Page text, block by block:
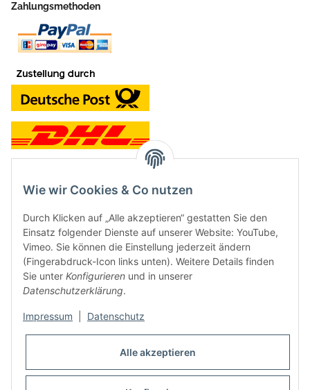
Zahlungsmethoden
Neben dem Onlineshop haben wir ein Ladengeschäft in Hütten:
Frontline Games
Färbereiweg 3A
24358 Hütten
Oder mit Terminvereinbarung
info@frontlinegames.de
Wie wir Cookies & Co nutzen
Durch Klicken auf „Alle akzeptieren“ gestatten Sie den
Einsatz folgender Dienste auf unserer Website: YouTube,
Vimeo. Sie können die Einstellung jederzeit ändern
(Fingerabdruck-Icon links unten). Weitere Details finden
Sie unter Konfigurieren und in unserer
Datenschutzerklärung.
Impressum Datenschutz
Alle akzeptieren